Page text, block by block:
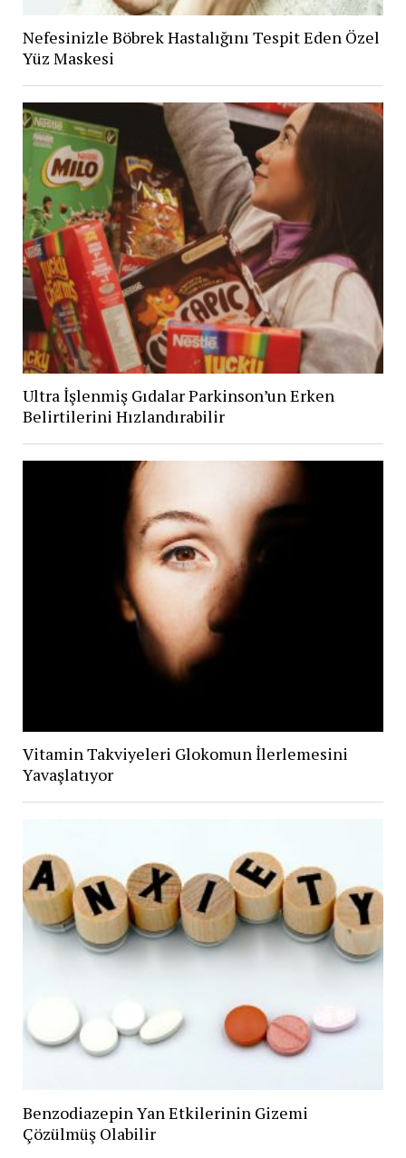
Nefesinizle Böbrek Hastalığını Tespit Eden Özel
Yüz Maskesi
Ultra İşlenmiş Gıdalar Parkinson’un Erken
Belirtilerini Hızlandırabilir
Vitamin Takviyeleri Glokomun İlerlemesini
Yavaşlatıyor
Benzodiazepin Yan Etkilerinin Gizemi
Çözülmüş Olabilir